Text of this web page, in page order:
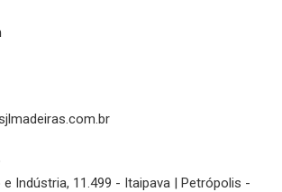
e Indústria, 11.499 - Itaipava | Petrópolis -